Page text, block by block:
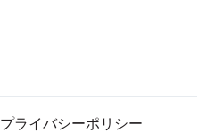
プライバシーポリシー